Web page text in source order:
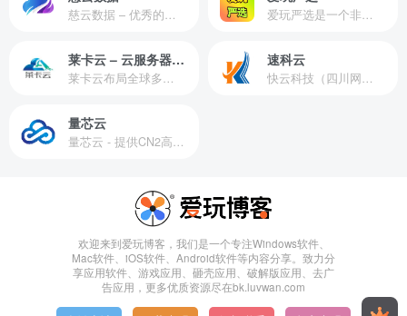
莱卡云 – 云服务器提供商 速科云
量芯云
欢迎来到爱玩博客，我们是一个专注Windows软件、
Mac软件、iOS软件、Android软件等内容分享。致力分
享应用软件、游戏应用、砸壳应用、破解版应用、去广
告应用，更多优质资源尽在bk.luvwan.com